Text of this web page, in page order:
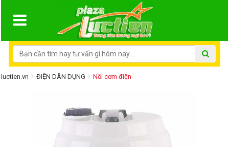
luctien.vn ĐIỆN DÂN DỤNG Nồi cơm điện